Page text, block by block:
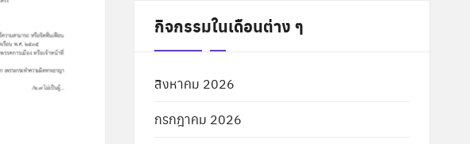
กิจกรรมในเดือนต่าง ๆ
สิงหาคม 2026
กรกฎาคม 2026